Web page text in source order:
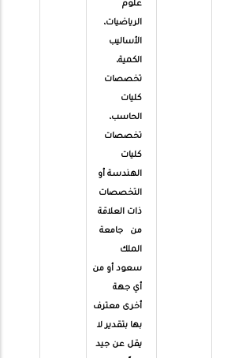
علوم
الرياضيات،
الأساليب
الكمية،
تخصصات
كليات
الحاسب،
تخصصات
كليات
الهندسة أو
التخصصات
ذات العلاقة
من جامعة
الملك
سعود أو من
أي جهة
أخرى معترف
بها بتقدير لا
يقل عن جيد